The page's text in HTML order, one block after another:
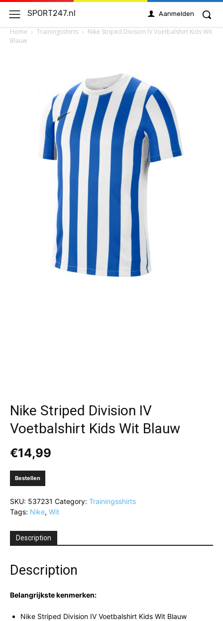
SPORT247.nl Aanmelden
Home Trainingsshirts
Nike Striped Division IV Voetbalshirt Kids Wit
Blauw
Nike Striped Division IV
Voetbalshirt Kids Wit Blauw
€14,99
Bestellen
SKU: 537231 Category: Trainingsshirts
Tags: Nike, Wit
Description
Description
Belangrijkste kenmerken:
Nike Striped Division IV Voetbalshirt Kids Wit Blauw